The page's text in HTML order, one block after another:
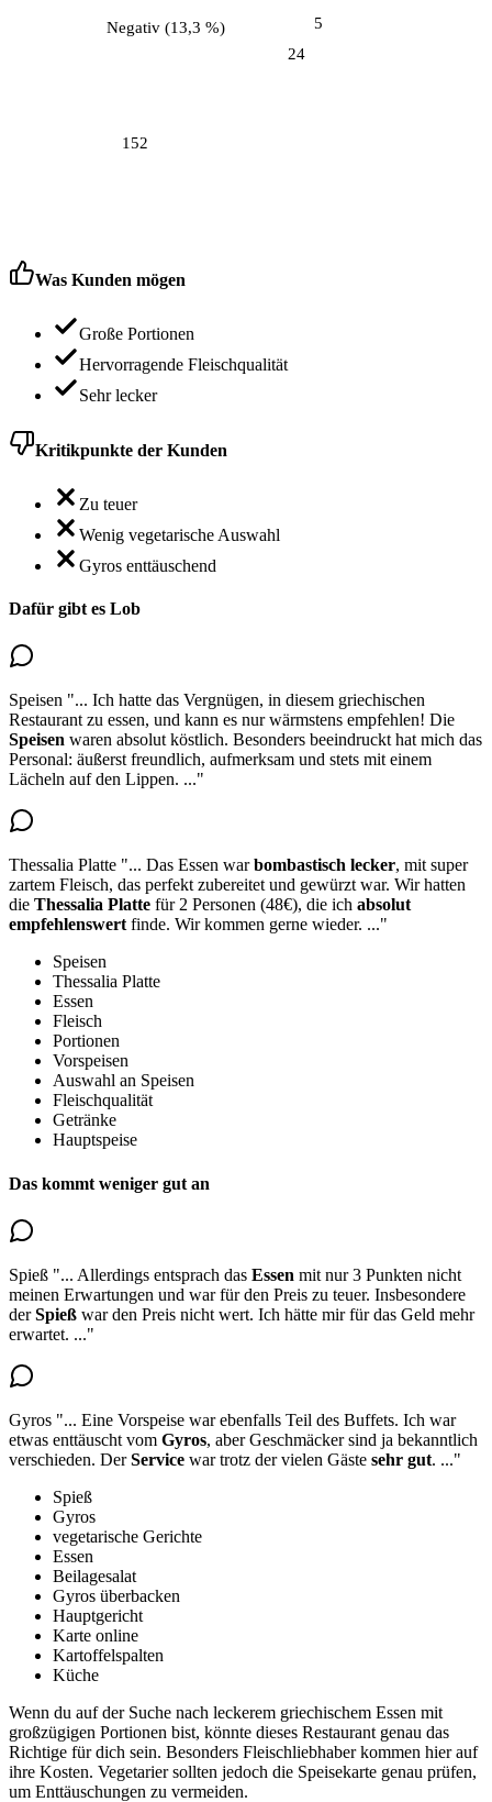
24
Negativ(13,3 %) 5
152
Was Kunden mögen
Große Portionen
Hervorragende Fleischqualität
Sehr lecker
Kritikpunkte der Kunden
Zu teuer
Wenig vegetarische Auswahl
Gyros enttäuschend
Dafür gibt es Lob
Speisen "... Ich hatte das Vergnügen, in diesem griechischen
Restaurant zu essen, und kann es nur wärmstens empfehlen! Die
Speisen waren absolut köstlich. Besonders beeindruckt hat mich das
Personal: äußerst freundlich, aufmerksam und stets mit einem
Lächeln auf den Lippen. ..."
Thessalia Platte "... Das Essen warbombastisch lecker, mit super
zartem Fleisch, das perfekt zubereitet und gewürzt war. Wir hatten
die Thessalia Platte für 2 Personen (48€), die ich absolut
empfehlenswert finde. Wir kommen gerne wieder. ..."
Speisen
Thessalia Platte
Essen
Fleisch
Portionen
Vorspeisen
Auswahl an Speisen
Fleischqualität
Getränke
Hauptspeise
Das kommt weniger gut an
Spieß "... Allerdings entsprach das Essen mit nur 3 Punkten nicht
meinen Erwartungen und war für den Preis zu teuer. Insbesondere
derSpieß war den Preis nicht wert. Ich hätte mir für das Geld mehr
erwartet. ..."
Gyros "... Eine Vorspeise war ebenfalls Teil des Buffets. Ich war
etwas enttäuscht vom Gyros, aber Geschmäcker sind ja bekanntlich
verschieden. DerService war trotz der vielen Gäste sehr gut. ..."
Spieß
Gyros
vegetarische Gerichte
Essen
Beilagesalat
Gyros überbacken
Hauptgericht
Karte online
Kartoffelspalten
Küche
Wenn du auf der Suche nach leckerem griechischem Essen mit
großzügigen Portionen bist, könnte dieses Restaurant genau das
Richtige für dich sein. Besonders Fleischliebhaber kommen hier auf
ihre Kosten. Vegetarier sollten jedoch die Speisekarte genau prüfen,
um Enttäuschungen zu vermeiden.